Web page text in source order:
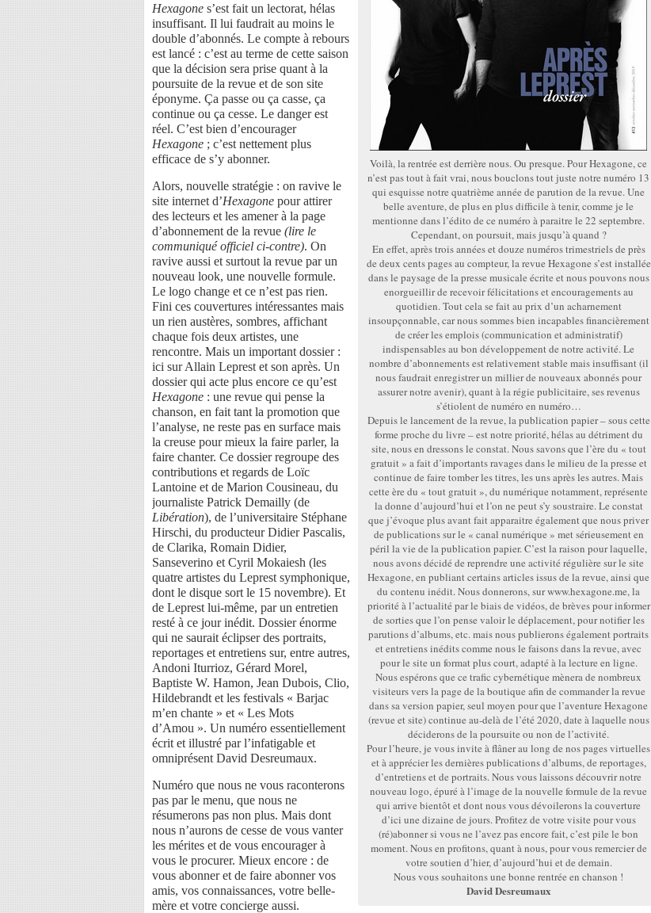
Voilà, la rentrée est derrière nous. Ou presque. Pour Hexagone, ce
n’est pas tout à fait vrai, nous bouclons tout juste notre numéro 13
qui esquisse notre quatrième année de parution de la revue. Une
belle aventure, de plus en plus difficile à tenir, comme je le
mentionne dans l’édito de ce numéro à paraitre le 22 septembre.
Cependant, on poursuit, mais jusqu’à quand ?
En effet, après trois années et douze numéros trimestriels de près
de deux cents pages au compteur, la revue Hexagone s’est installée
dans le paysage de la presse musicale écrite et nous pouvons nous
enorgueillir de recevoir félicitations et encouragements au
quotidien. Tout cela se fait au prix d’un acharnement
insoupçonnable, car nous sommes bien incapables financièrement
de créer les emplois (communication et administratif)
indispensables au bon développement de notre activité. Le
nombre d’abonnements est relativement stable mais insuffisant (il
nous faudrait enregistrer un millier de nouveaux abonnés pour
assurer notre avenir), quant à la régie publicitaire, ses revenus
s’étiolent de numéro en numéro…
Depuis le lancement de la revue, la publication papier – sous cette
forme proche du livre – est notre priorité, hélas au détriment du
site, nous en dressons le constat. Nous savons que l’ère du « tout
gratuit » a fait d’importants ravages dans le milieu de la presse et
continue de faire tomber les titres, les uns après les autres. Mais
cette ère du « tout gratuit », du numérique notamment, représente
la donne d’aujourd’hui et l’on ne peut s’y soustraire. Le constat
que j’évoque plus avant fait apparaitre également que nous priver
de publications sur le « canal numérique » met sérieusement en
péril la vie de la publication papier. C’est la raison pour laquelle,
nous avons décidé de reprendre une activité régulière sur le site
Hexagone, en publiant certains articles issus de la revue, ainsi que
du contenu inédit. Nous donnerons, sur www.hexagone.me, la
priorité à l’actualité par le biais de vidéos, de brèves pour informer
de sorties que l’on pense valoir le déplacement, pour notifier les
parutions d’albums, etc. mais nous publierons également portraits
et entretiens inédits comme nous le faisons dans la revue, avec
pour le site un format plus court, adapté à la lecture en ligne.
Nous espérons que ce trafic cybernétique mènera de nombreux
visiteurs vers la page de la boutique afin de commander la revue
dans sa version papier, seul moyen pour que l’aventure Hexagone
(revue et site) continue au-delà de l’été 2020, date à laquelle nous
déciderons de la poursuite ou non de l’activité.
Pour l’heure, je vous invite à flâner au long de nos pages virtuelles
et à apprécier les dernières publications d’albums, de reportages,
d’entretiens et de portraits. Nous vous laissons découvrir notre
nouveau logo, épuré à l’image de la nouvelle formule de la revue
qui arrive bientôt et dont nous vous dévoilerons la couverture
d’ici une dizaine de jours. Profitez de votre visite pour vous
(ré)abonner si vous ne l’avez pas encore fait, c’est pile le bon
moment. Nous en profitons, quant à nous, pour vous remercier de
votre soutien d’hier, d’aujourd’hui et de demain.
Nous vous souhaitons une bonne rentrée en chanson !
David Desreumaux
Hexagone s’est fait un lectorat, hélas
insuffisant. Il lui faudrait au moins le
double d’abonnés. Le compte à rebours
est lancé : c’est au terme de cette saison
que la décision sera prise quant à la
poursuite de la revue et de son site
éponyme. Ça passe ou ça casse, ça
continue ou ça cesse. Le danger est
réel. C’est bien d’encourager
Hexagone ; c’est nettement plus
efficace de s’y abonner.
Alors, nouvelle stratégie : on ravive le
site internet d’Hexagone pour attirer
des lecteurs et les amener à la page
d’abonnement de la revue (lire le
communiqué officiel ci-contre). On
ravive aussi et surtout la revue par un
nouveau look, une nouvelle formule.
Le logo change et ce n’est pas rien.
Fini ces couvertures intéressantes mais
un rien austères, sombres, affichant
chaque fois deux artistes, une
rencontre. Mais un important dossier :
ici sur Allain Leprest et son après. Un
dossier qui acte plus encore ce qu’est
Hexagone : une revue qui pense la
chanson, en fait tant la promotion que
l’analyse, ne reste pas en surface mais
la creuse pour mieux la faire parler, la
faire chanter. Ce dossier regroupe des
contributions et regards de Loïc
Lantoine et de Marion Cousineau, du
journaliste Patrick Demailly (de
Libération), de l’universitaire Stéphane
Hirschi, du producteur Didier Pascalis,
de Clarika, Romain Didier,
Sanseverino et Cyril Mokaiesh (les
quatre artistes du Leprest symphonique,
dont le disque sort le 15 novembre). Et
de Leprest lui-même, par un entretien
resté à ce jour inédit. Dossier énorme
qui ne saurait éclipser des portraits,
reportages et entretiens sur, entre autres,
Andoni Iturrioz, Gérard Morel,
Baptiste W. Hamon, Jean Dubois, Clio,
Hildebrandt et les festivals « Barjac
m’en chante » et « Les Mots
d’Amou ». Un numéro essentiellement
écrit et illustré par l’infatigable et
omniprésent David Desreumaux.
Numéro que nous ne vous raconterons
pas par le menu, que nous ne
résumerons pas non plus. Mais dont
nous n’aurons de cesse de vous vanter
les mérites et de vous encourager à
vous le procurer. Mieux encore : de
vous abonner et de faire abonner vos
amis, vos connaissances, votre belle-
mère et votre concierge aussi.